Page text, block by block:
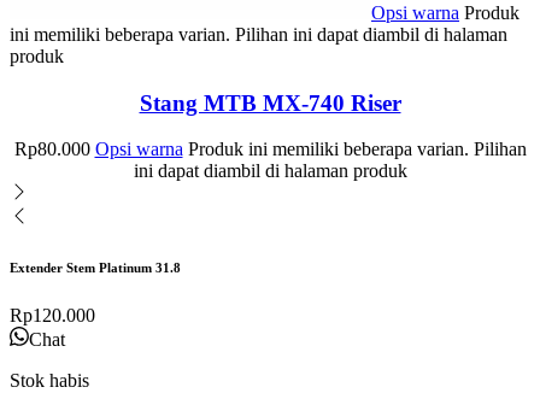
Opsi warna Produk
ini memiliki beberapa varian. Pilihan ini dapat diambil di halaman
produk
Stang MTB MX-740 Riser
Rp80.000 Opsi warna Produk ini memiliki beberapa varian. Pilihan
ini dapat diambil di halaman produk
Extender Stem Platinum 31.8
Rp120.000
Chat
Stok habis